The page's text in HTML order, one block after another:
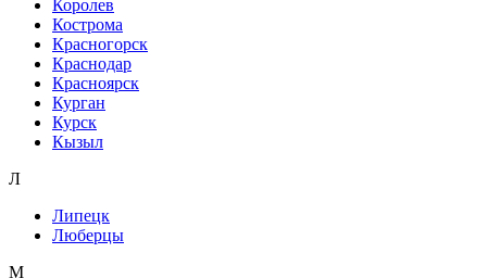
Королев
Кострома
Красногорск
Краснодар
Красноярск
Курган
Курск
Кызыл
Л
Липецк
Люберцы
М